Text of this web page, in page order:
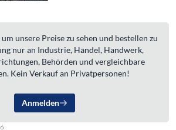
unsere Preise zu sehen und bestellen zu
nur an Industrie, Handel, Handwerk,
Behörden und vergleichbare
Kein Verkauf an Privatpersonen!
Anmelden